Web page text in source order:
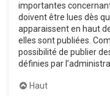
importantes
doivent être lues dès
apparaissent en haut
elles sont publiées.
possibilité de publier
définies par
Haut